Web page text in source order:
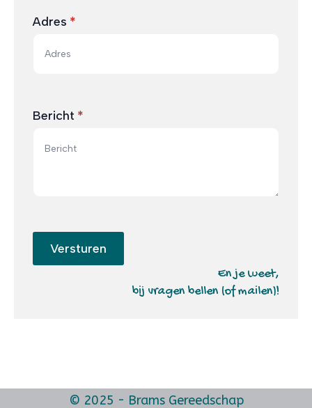
Adres *
Bericht *
Versturen
En je weet,
bij vragen bellen (of mailen)!
© 2025 - Brams Gereedschap